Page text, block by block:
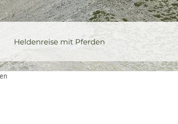
Heldenreise mit Pferden
Persönliches